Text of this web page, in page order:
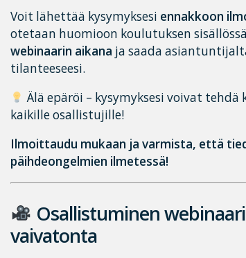
Voit lähettää kysymyksesi ennakkoon
otetaan huomioon koulutuksen
webinaarin aikana ja saada
tilanteeseesi.
Älä epäröi – kysymyksesi voivat
kaikille osallistujille!
Ilmoittaudu mukaan ja varmista, että
päihdeongelmien ilmetessä!
Osallistuminen
vaivatonta